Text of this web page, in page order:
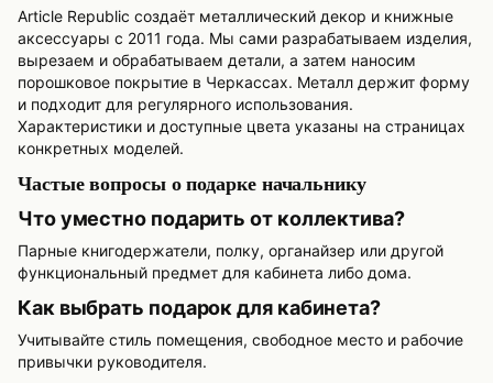
Article Republic создаёт металлический декор и книжные
аксессуары с 2011 года. Мы сами разрабатываем изделия,
вырезаем и обрабатываем детали, а затем наносим
порошковое покрытие в Черкассах. Металл держит форму
и подходит для регулярного использования.
Характеристики и доступные цвета указаны на страницах
конкретных моделей.
Частые вопросы о подарке начальнику
Что уместно подарить от коллектива?
Парные книгодержатели, полку, органайзер или другой
функциональный предмет для кабинета либо дома.
Как выбрать подарок для кабинета?
Учитывайте стиль помещения, свободное место и рабочие
привычки руководителя.